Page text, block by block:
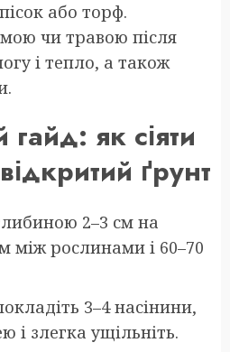
або торф.
чи травою після
і тепло, а також
як сіяти
ґрунт
2–3 см на
між рослинами і 60–70
3–4 насінини,
і злегка ущільніть.